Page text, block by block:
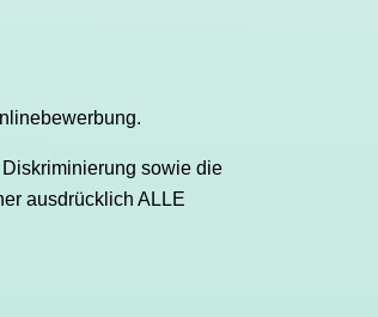
sowie die
ausdrücklich ALLE